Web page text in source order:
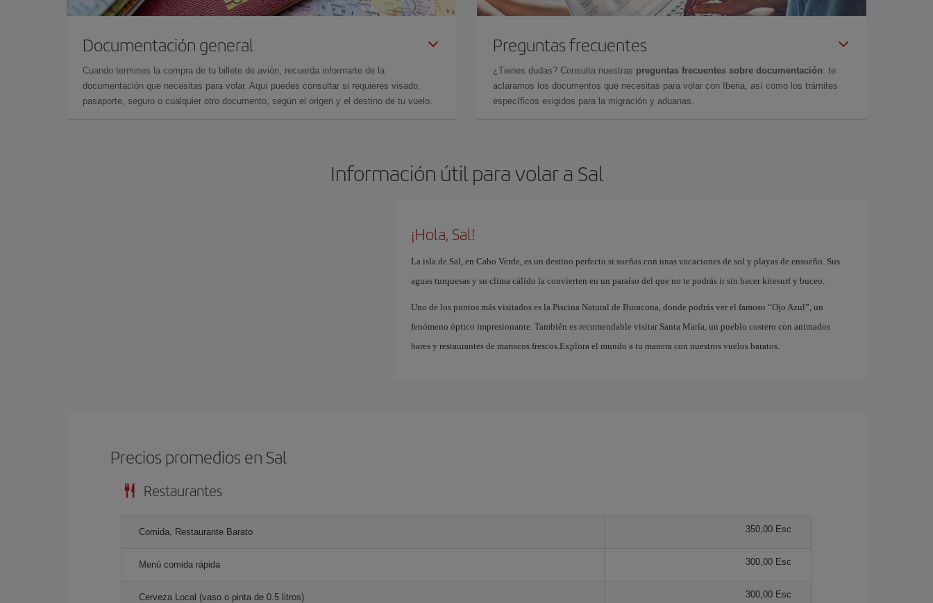
Documentación general
Cuando termines la compra de tu billete de avión, recuerda informarte de la
documentación que necesitas para volar. Aquí puedes consultar si requieres visado,
pasaporte, seguro o cualquier otro documento, según el origen y el destino de tu vuelo.
Preguntas frecuentes
¿Tienes dudas? Consulta nuestras preguntas frecuentes sobre documentación: te
aclaramos los documentos que necesitas para volar con Iberia, así como los trámites
específicos exigidos para la migración y aduanas.
Información útil para volar a Sal
¡Hola, Sal!
La isla de Sal, en Cabo Verde, es un destino perfecto si sueñas con unas vacaciones de sol y playas de ensueño. Sus
aguas turquesas y su clima cálido la convierten en un paraíso del que no te podrás ir sin hacer kitesurf y buceo.
Uno de los puntos más visitados es la Piscina Natural de Buracona, donde podrás ver el famoso “Ojo Azul”, un
fenómeno óptico impresionante. También es recomendable visitar Santa María, un pueblo costero con animados
bares y restaurantes de mariscos frescos.Explora el mundo a tu manera con nuestros vuelos baratos.
Precios promedios en Sal
Restaurantes
Comida, Restaurante Barato 350,00 Esc
Menú comida rápida 300,00 Esc
Cerveza Local (vaso o pinta de 0.5 litros) 300,00 Esc